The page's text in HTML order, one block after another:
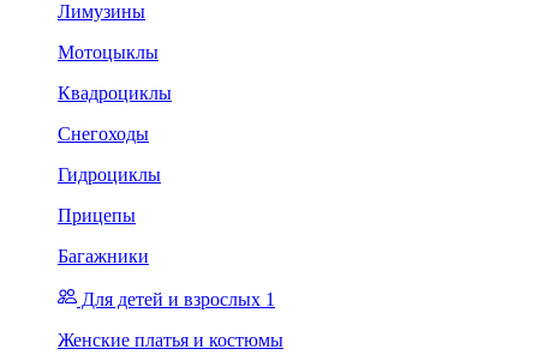
Лимузины
Мотоцыклы
Квадроциклы
Снегоходы
Гидроциклы
Прицепы
Багажники
Для детей и взрослых 1
Женские платья и костюмы